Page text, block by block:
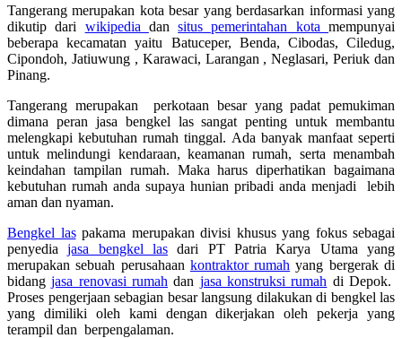
Tangerang merupakan kota besar yang berdasarkan informasi yang
dikutip dari wikipedia dansitus pemerintahan kotamempunyai
beberapa kecamatan yaitu Batuceper, Benda, Cibodas, Ciledug,
Cipondoh, Jatiuwung , Karawaci, Larangan , Neglasari, Periuk dan
Pinang.
Tangerang merupakan perkotaan besar yang padat pemukiman
dimana peran jasa bengkel las sangat penting untuk membantu
melengkapi kebutuhan rumah tinggal. Ada banyak manfaat seperti
untuk melindungi kendaraan, keamanan rumah, serta menambah
keindahan tampilan rumah. Maka harus diperhatikan bagaimana
kebutuhan rumah anda supaya hunian pribadi anda menjadi lebih
aman dan nyaman.
Bengkel laspakama merupakan divisi khusus yang fokus sebagai
penyediajasa bengkel las dari PT Patria Karya Utama yang
merupakan sebuah perusahaan kontraktor rumah yang bergerak di
bidangjasa renovasi rumah dan jasa konstruksi rumah di Depok.
Proses pengerjaan sebagian besar langsung dilakukan di bengkel las
yang dimiliki oleh kami dengan dikerjakan oleh pekerja yang
terampil dan berpengalaman.